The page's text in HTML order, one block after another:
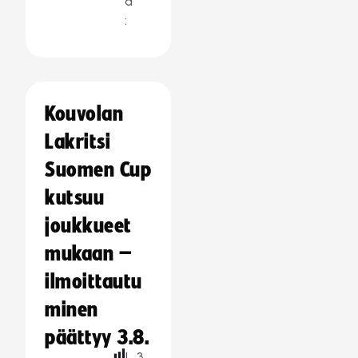
:
Kouvolan
Lakritsi
Suomen Cup
kutsuu
joukkueet
mukaan –
ilmoittautu
minen
päättyy 3.8.